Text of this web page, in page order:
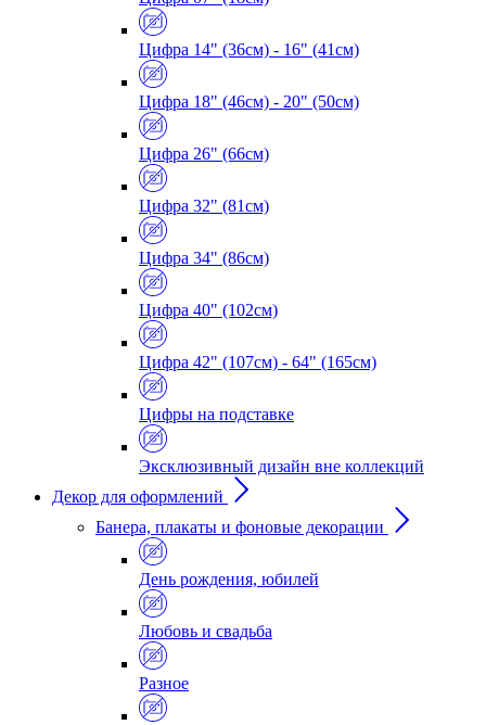
Цифра 14" (36см) - 16" (41см)
Цифра 18" (46см) - 20" (50см)
Цифра 26" (66см)
Цифра 32" (81см)
Цифра 34" (86см)
Цифра 40" (102см)
Цифра 42" (107см) - 64" (165см)
Цифры на подставке
Эксклюзивный дизайн вне коллекций
Декор для оформлений
Банера, плакаты и фоновые декорации
День рождения, юбилей
Любовь и свадьба
Разное